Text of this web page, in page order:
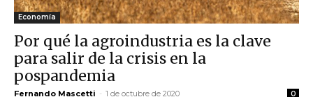
Economía
Por qué la agroindustria es la clave
para salir de la crisis en la
pospandemia
Fernando Mascetti - 1 de octubre de 2020 0